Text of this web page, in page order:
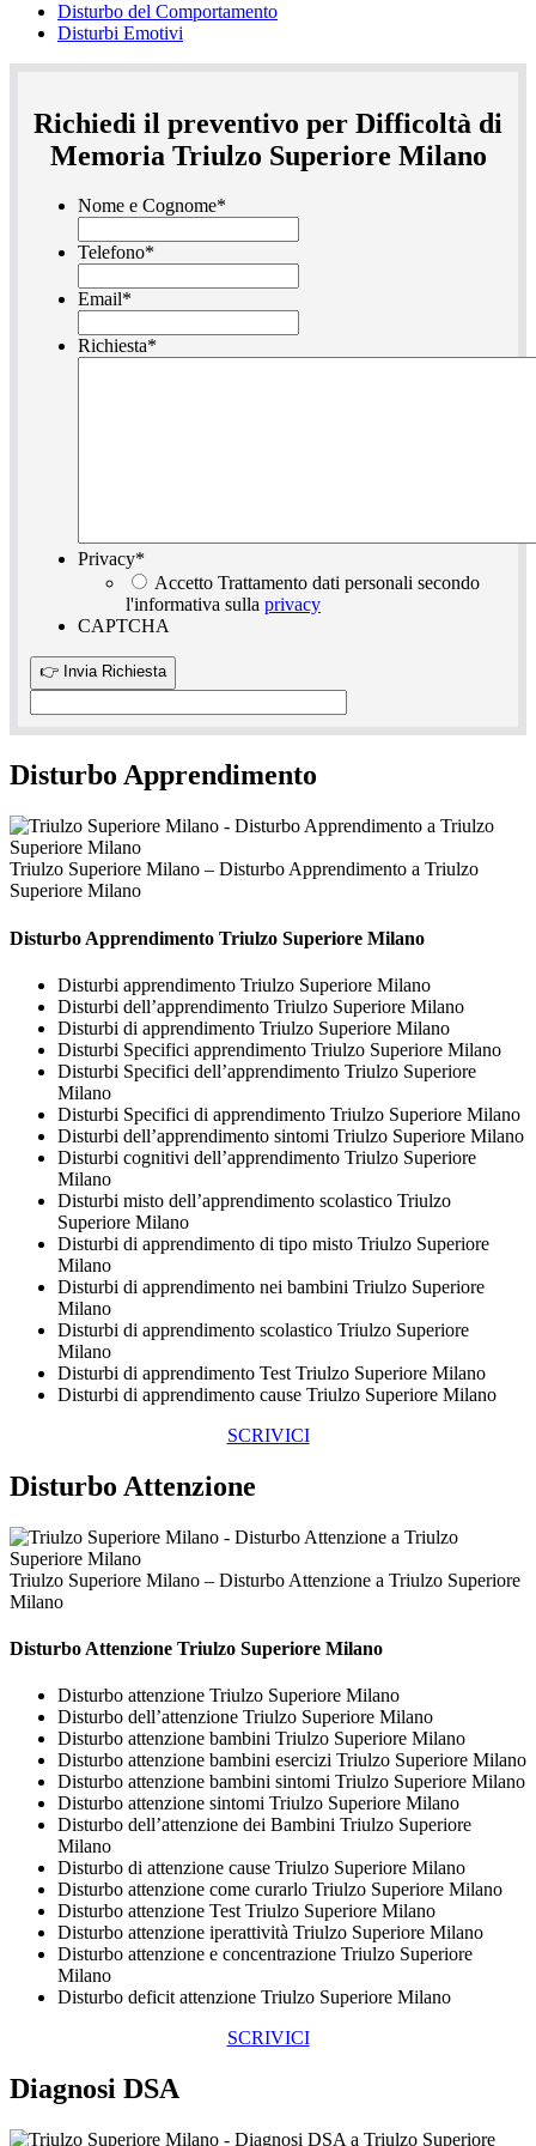
Disturbo del Comportamento
Disturbi Emotivi
Richiedi il preventivo per Difficoltà di
Memoria Triulzo Superiore Milano
Nome e Cognome*
Telefono*
Email*
Richiesta*
Privacy*
Accetto Trattamento dati personali secondo
l'informativa sulla privacy
CAPTCHA
Disturbo Apprendimento
Triulzo Superiore Milano – Disturbo Apprendimento a Triulzo
Superiore Milano
Disturbo Apprendimento Triulzo Superiore Milano
Disturbi apprendimento Triulzo Superiore Milano
Disturbi dell’apprendimento Triulzo Superiore Milano
Disturbi di apprendimento Triulzo Superiore Milano
Disturbi Specifici apprendimento Triulzo Superiore Milano
Disturbi Specifici dell’apprendimento Triulzo Superiore
Milano
Disturbi Specifici di apprendimento Triulzo Superiore Milano
Disturbi dell’apprendimento sintomi Triulzo Superiore Milano
Disturbi cognitivi dell’apprendimento Triulzo Superiore
Milano
Disturbi misto dell’apprendimento scolastico Triulzo
Superiore Milano
Disturbi di apprendimento di tipo misto Triulzo Superiore
Milano
Disturbi di apprendimento nei bambini Triulzo Superiore
Milano
Disturbi di apprendimento scolastico Triulzo Superiore
Milano
Disturbi di apprendimento Test Triulzo Superiore Milano
Disturbi di apprendimento cause Triulzo Superiore Milano
SCRIVICI
Disturbo Attenzione
Triulzo Superiore Milano – Disturbo Attenzione a Triulzo Superiore
Milano
Disturbo Attenzione Triulzo Superiore Milano
Disturbo attenzione Triulzo Superiore Milano
Disturbo dell’attenzione Triulzo Superiore Milano
Disturbo attenzione bambini Triulzo Superiore Milano
Disturbo attenzione bambini esercizi Triulzo Superiore Milano
Disturbo attenzione bambini sintomi Triulzo Superiore Milano
Disturbo attenzione sintomi Triulzo Superiore Milano
Disturbo dell’attenzione dei Bambini Triulzo Superiore
Milano
Disturbo di attenzione cause Triulzo Superiore Milano
Disturbo attenzione come curarlo Triulzo Superiore Milano
Disturbo attenzione Test Triulzo Superiore Milano
Disturbo attenzione iperattività Triulzo Superiore Milano
Disturbo attenzione e concentrazione Triulzo Superiore
Milano
Disturbo deficit attenzione Triulzo Superiore Milano
SCRIVICI
Diagnosi DSA